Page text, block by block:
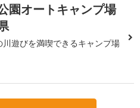
園オートキャンプ場
川遊びを満喫できるキャンプ場